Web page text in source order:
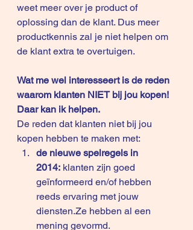
weet meer over je product of
oplossing dan de klant. Dus meer
productkennis zal je niet helpen om
de klant extra te overtuigen.
Wat me wel interesseert is de reden
waarom klanten NIET bij jou kopen!
Daar kan ik helpen.
De reden dat klanten niet bij jou
kopen hebben te maken met:
de nieuwe spelregels in
2014: klanten zijn goed
geïnformeerd en/of hebben
reeds ervaring met jouw
diensten.Ze hebben al een
mening gevormd.